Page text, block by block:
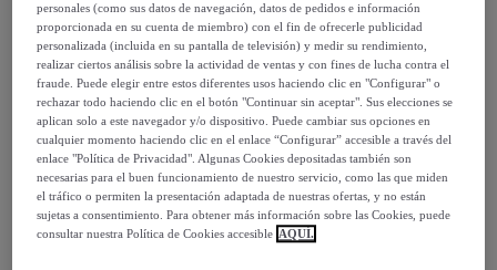
Regístrate y accede a todos los productos visibles
para nuestros miembros.
Identificarme
personales (como sus datos de navegación, datos de pedidos e información
proporcionada en su cuenta de miembro) con el fin de ofrecerle publicidad
personalizada (incluida en su pantalla de televisión) y medir su rendimiento,
realizar ciertos análisis sobre la actividad de ventas y con fines de lucha contra el
fraude. Puede elegir entre estos diferentes usos haciendo clic en "Configurar" o
rechazar todo haciendo clic en el botón "Continuar sin aceptar". Sus elecciones se
aplican solo a este navegador y/o dispositivo. Puede cambiar sus opciones en
cualquier momento haciendo clic en el enlace “Configurar” accesible a través del
enlace "Política de Privacidad". Algunas Cookies depositadas también son
necesarias para el buen funcionamiento de nuestro servicio, como las que miden
el tráfico o permiten la presentación adaptada de nuestras ofertas, y no están
sujetas a consentimiento. Para obtener más información sobre las Cookies, puede
consultar nuestra Política de Cookies accesible AQUÍ.